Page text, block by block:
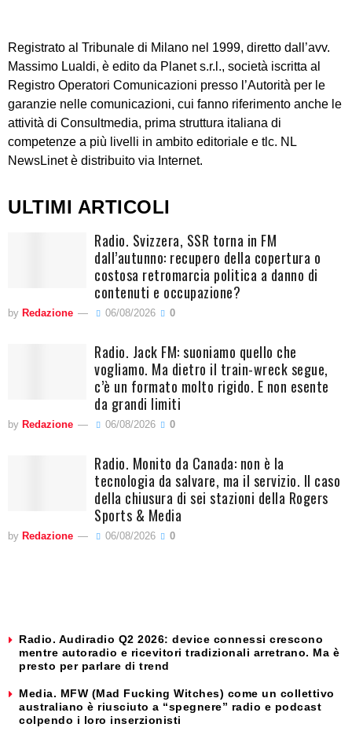
Registrato al Tribunale di Milano nel 1999, diretto dall’avv.
Massimo Lualdi, è edito da Planet s.r.l., società iscritta al
Registro Operatori Comunicazioni presso l’Autorità per le
garanzie nelle comunicazioni, cui fanno riferimento anche le
attività di Consultmedia, prima struttura italiana di
competenze a più livelli in ambito editoriale e tlc. NL
NewsLinet è distribuito via Internet.
ULTIMI ARTICOLI
Radio. Svizzera, SSR torna in FM
dall’autunno: recupero della copertura o
costosa retromarcia politica a danno di
contenuti e occupazione?
by Redazione 06/08/2026 0
Radio. Jack FM: suoniamo quello che
vogliamo. Ma dietro il train-wreck segue,
c’è un formato molto rigido. E non esente
da grandi limiti
by Redazione 06/08/2026 0
Radio. Monito da Canada: non è la
tecnologia da salvare, ma il servizio. Il caso
della chiusura di sei stazioni della Rogers
Sports & Media
by Redazione 06/08/2026 0
Radio. Audiradio Q2 2026: device connessi crescono
mentre autoradio e ricevitori tradizionali arretrano. Ma è
presto per parlare di trend
Media. MFW (Mad Fucking Witches) come un collettivo
australiano è riusciuto a “spegnere” radio e podcast
colpendo i loro inserzionisti